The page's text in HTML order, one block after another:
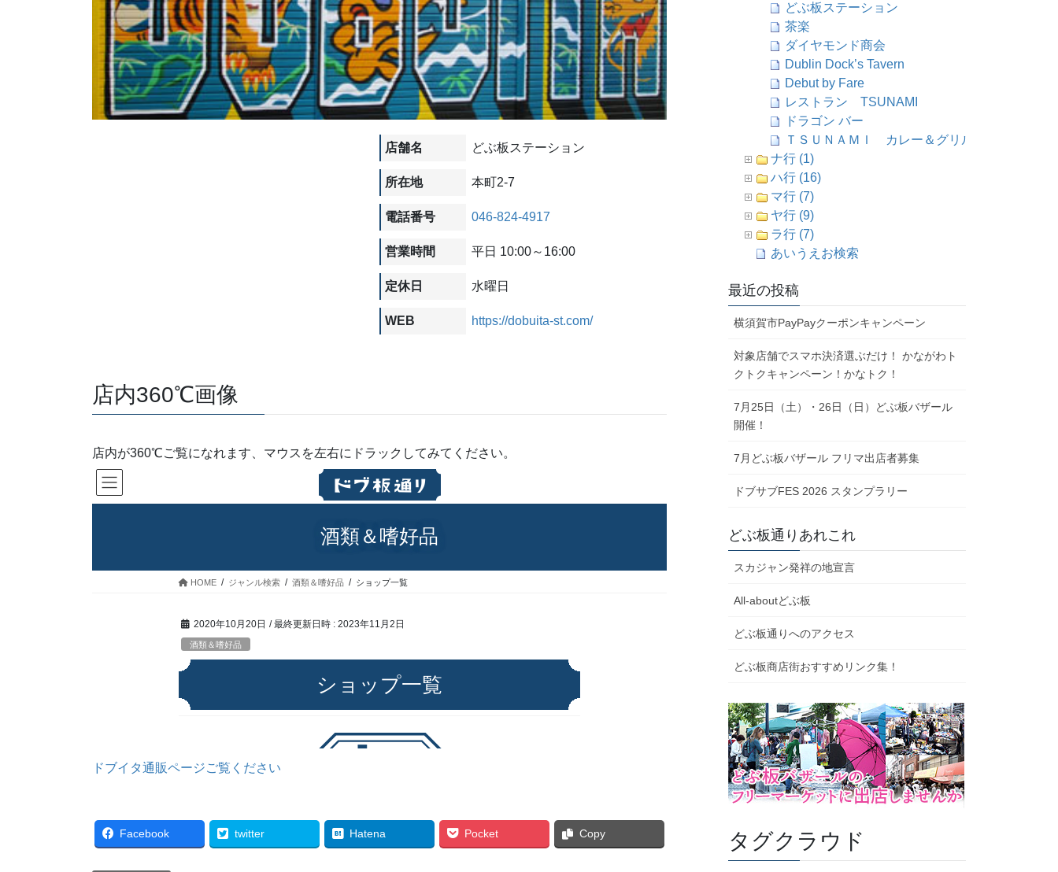
店舗名 どぶ板ステーション
所在地 本町2-7
電話番号 046-824-4917
営業時間 平日 10:00～16:00
定休日 水曜日
WEB https://dobuita-st.com/
店内360℃画像
店内が360℃ご覧になれます、マウスを左右にドラックしてみてください。
ドブイタ通販ページご覧ください
Facebook twitter Hatena Pocket Copy
どぶ板ステーション
茶楽
ダイヤモンド商会
Dublin Dock’s Tavern
Debut by Fare
レストラン TSUNAMI
ドラゴン バー
ＴＳＵＮＡＭＩ カレー＆グリル店
ナ行 (1)
ハ行 (16)
マ行 (7)
ヤ行 (9)
ラ行 (7)
あいうえお検索
最近の投稿
横須賀市PayPayクーポンキャンペーン
対象店舗でスマホ決済選ぶだけ！ かながわト
クトクキャンペーン！かなトク！
7月25日（土）・26日（日）どぶ板バザール
開催！
7月どぶ板バザール フリマ出店者募集
ドブサブFES 2026 スタンプラリー
どぶ板通りあれこれ
スカジャン発祥の地宣言
All-aboutどぶ板
どぶ板通りへのアクセス
どぶ板商店街おすすめリンク集！
タグクラウド